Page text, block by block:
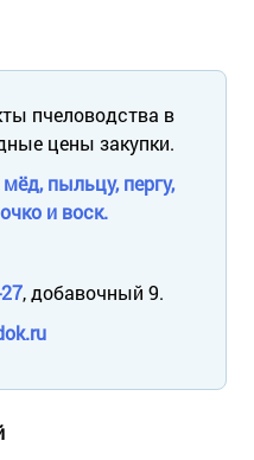
пчеловодства в
цены закупки.
пыльцу, пергу,
и воск.
, добавочный 9.